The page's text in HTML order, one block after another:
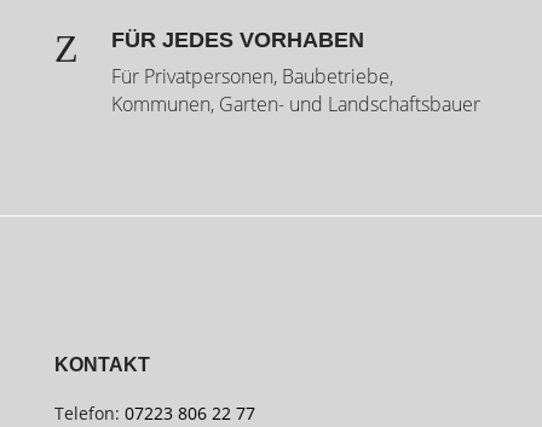
Z FÜR JEDES VORHABEN
Für Privatpersonen, Baubetriebe,
Kommunen, Garten- und Landschaftsbauer
KONTAKT
Telefon: 07223 806 22 77